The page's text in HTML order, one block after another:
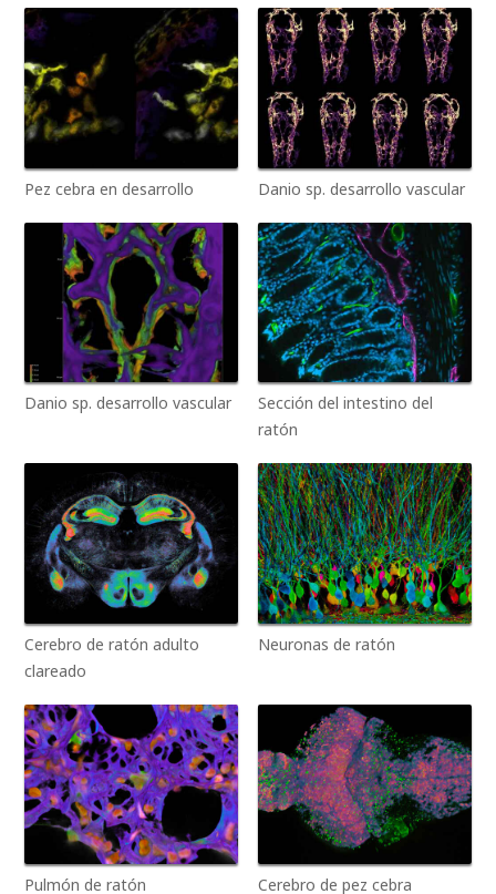
Pez cebra en desarrollo Danio sp. desarrollo vascular
Danio sp. desarrollo vascular
Sección del intestino del
ratón
Cerebro de ratón adulto
clareado
Neuronas de ratón
Pulmón de ratón Cerebro de pez cebra